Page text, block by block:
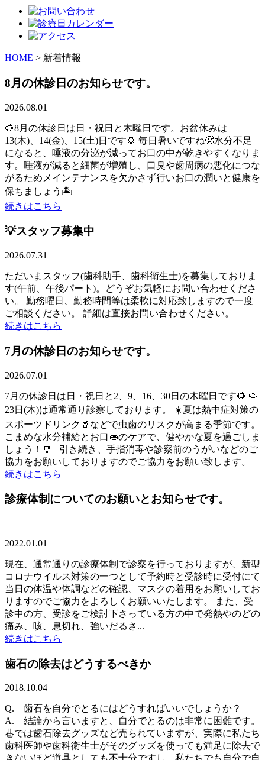
HOME > 新着情報
8月の休診日のお知らせです。
2026.08.01
🌻8月の休診日は日・祝日と木曜日です。お盆休みは
13(木)、14(金)、15(土)日です🌻 毎日暑いですね🥵水分不足
になると、唾液の分泌が減ってお口の中が乾きやすくなりま
す。唾液が減ると細菌が増殖し、口臭や歯周病の悪化につな
がるためメインテナンスを欠かさず行いお口の潤いと健康を
保ちましょう🏝️
続きはこちら
💡スタッフ募集中
2026.07.31
ただいまスタッフ(歯科助手、歯科衛生士)を募集しておりま
す(午前、午後パート)。どうぞお気軽にお問い合わせくださ
い。 勤務曜日、勤務時間等は柔軟に対応致しますので一度
ご相談ください。 詳細は直接お問い合わせください。
続きはこちら
7月の休診日のお知らせです。
2026.07.01
7月の休診日は日・祝日と2、9、16、30日の木曜日です🌻 🍉
23日(木)は通常通り診察しております。 ☀️夏は熱中症対策の
スポーツドリンク🥤などで虫歯のリスクが高まる季節です。
こまめな水分補給とお口👄のケアで、健やかな夏を過ごしま
しょう！🎐 引き続き、手指消毒や診察前のうがいなどのご
協力をお願いしておりますのでご協力をお願い致します。
続きはこちら
診療体制についてのお願いとお知らせです。
2022.01.01
現在、通常通りの診療体制で診察を行っておりますが、新型
コロナウイルス対策の一つとして予約時と受診時に受付にて
当日の体温や体調などの確認、マスクの着用をお願いしてお
りますのでご協力をよろしくお願いいたします。 また、受
診中の方、受診をご検討下さっている方の中で発熱やのどの
痛み、咳、息切れ、強いだるさ...
続きはこちら
歯石の除去はどうするべきか
2018.10.04
Q. 歯石を自分でとるにはどうすればいいでしょうか？
A. 結論から言いますと、自分でとるのは非常に困難です。
巷では歯石除去グッズなど売られていますが、実際に私たち
歯科医師や歯科衛生士がそのグッズを使っても満足に除去で